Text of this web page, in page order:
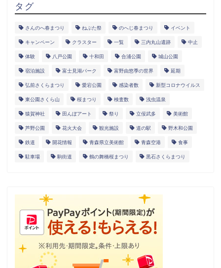
タグ
さんのへ春まつり ねぶた祭 のへじ春まつり イベント
キャンペーン クラスター 一覧 三内丸山遺跡 中止
体験 八戸公園 十和田 合浦公園 城山公園
宿泊施設 富士見湖パーク 富野由悠季の世界 延期
弘前さくらまつり 愛宕公園 感染者数 新型コロナウイルス
東公園さくら山 桜まつり 検査数 浅虫温泉
猿賀神社 田んぼアート 祭り 立佞武多 美術館
芦野公園 花火大会 観光施設 道の駅 野木和公園
鉄道 開花情報 青森県立美術館 青森空港 食事
駐車場 駒街道 鶴の舞橋桜まつり 黒石さくらまつり